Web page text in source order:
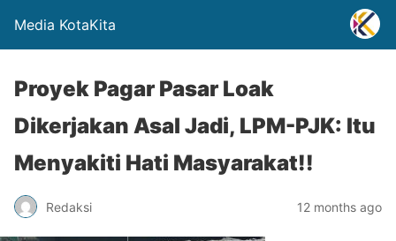
Media KotaKita
Proyek Pagar Pasar Loak
Dikerjakan Asal Jadi, LPM-PJK: Itu
Menyakiti Hati Masyarakat!!
Redaksi 12 months ago